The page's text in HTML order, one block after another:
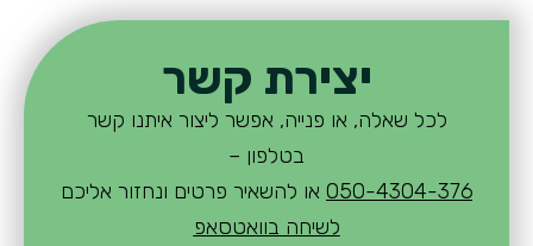
יצירת קשר
לכל שאלה, או פנייה, אפשר ליצור איתנו קשר
בטלפון –
050-4304-376 או להשאיר פרטים ונחזור אליכם
לשיחה בוואטסאפ